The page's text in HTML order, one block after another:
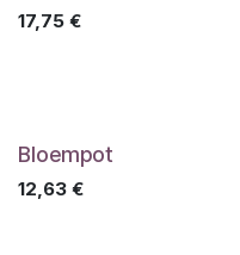
17,75 €
Bloempot
12,63 €